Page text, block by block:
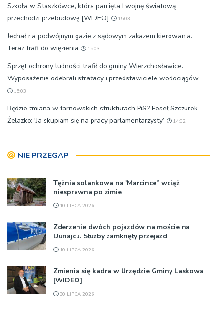
Szkoła w Staszkówce, która pamięta I wojnę światową
przechodzi przebudowę [WIDEO]
15:03
Jechał na podwójnym gazie z sądowym zakazem kierowania.
Teraz trafi do więzienia
15:03
Sprzęt ochrony ludności trafił do gminy Wierzchosławice.
Wyposażenie odebrali strażacy i przedstawiciele wodociągów
15:03
Będzie zmiana w tarnowskich strukturach PiS? Poseł Szczurek-
Żelazko: 'Ja skupiam się na pracy parlamentarzysty’
14:02
NIE PRZEGAP
Tężnia solankowa na 'Marcince” wciąż
niesprawna po zimie
10 LIPCA 2026
Zderzenie dwóch pojazdów na moście na
Dunajcu. Służby zamknęły przejazd
10 LIPCA 2026
Zmienia się kadra w Urzędzie Gminy Laskowa
[WIDEO]
30 LIPCA 2026